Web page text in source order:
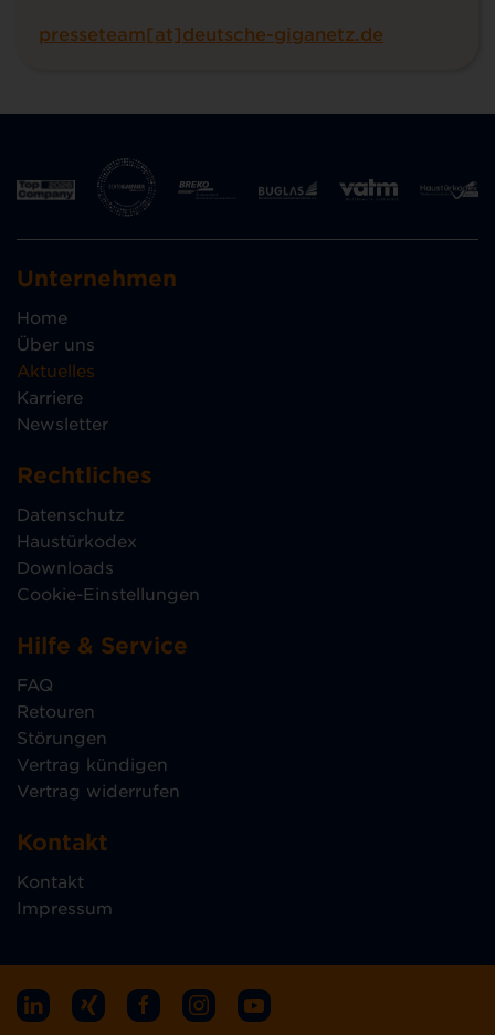
presseteam[at]deutsche-giganetz.de
Unternehmen
Home
Über uns
Aktuelles
Karriere
Newsletter
Rechtliches
Datenschutz
Haustürkodex
Downloads
Cookie-Einstellungen
Hilfe & Service
FAQ
Retouren
Störungen
Vertrag kündigen
Vertrag widerrufen
Kontakt
Kontakt
Impressum